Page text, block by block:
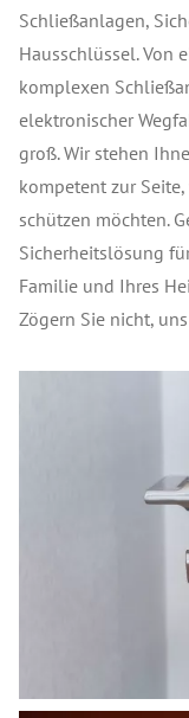
Schließanlagen,
Hausschlüssel. Von
komplexen
elektronischer
groß. Wir stehen
kompetent zur
schützen möchten.
Sicherheitslösung
Familie und Ihres
Zögern Sie nicht,